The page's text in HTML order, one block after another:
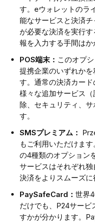
す。eウォレットのラ
能なサービスと決済
が必要な決済を実行
報を入力する手間はか
POS端末： このオプ
提携企業のいずれか
す。通常の決済カード
様々な追加サービス
除、セキュリティ、
す。
SMSプレミアム：
もご利用いただけま
の4種類のオプション
サービスはそれぞれ
決済をよりスムーズに
PaySafeCard： 世界
だけでも、P24サービ
すかが分かります。